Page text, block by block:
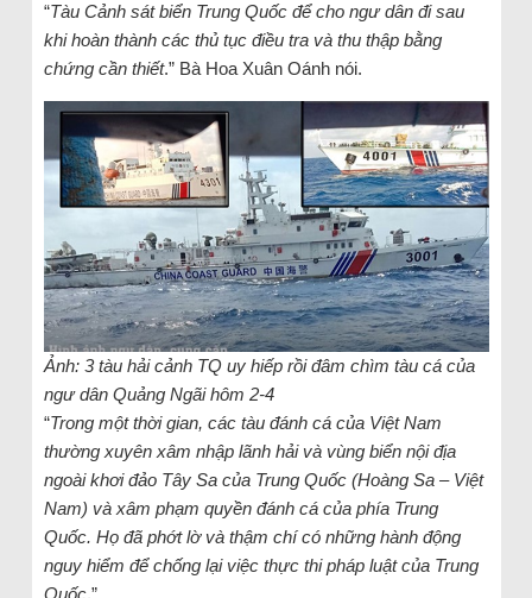
“Tàu Cảnh sát biển Trung Quốc để cho ngư dân đi sau
khi hoàn thành các thủ tục điều tra và thu thập bằng
chứng cần thiết.” Bà Hoa Xuân Oánh nói.
Ảnh: 3 tàu hải cảnh TQ uy hiếp rồi đâm chìm tàu cá của
ngư dân Quảng Ngãi hôm 2-4
“Trong một thời gian, các tàu đánh cá của Việt Nam
thường xuyên xâm nhập lãnh hải và vùng biển nội địa
ngoài khơi đảo Tây Sa của Trung Quốc (Hoàng Sa – Việt
Nam) và xâm phạm quyền đánh cá của phía Trung
Quốc. Họ đã phớt lờ và thậm chí có những hành động
nguy hiểm để chống lại việc thực thi pháp luật của Trung
Quốc.”